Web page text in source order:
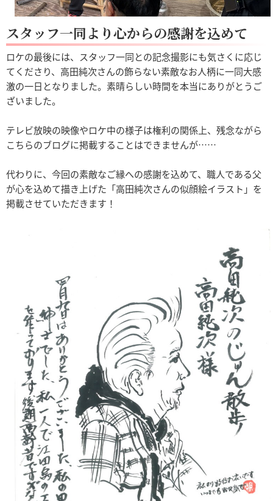
スタッフ一同より心からの感謝を込めて
ロケの最後には、スタッフ一同との記念撮影にも気さくに応じ
てくださり、高田純次さんの飾らない素敵なお人柄に一同大感
激の一日となりました。素晴らしい時間を本当にありがとうご
ざいました。
テレビ放映の映像やロケ中の様子は権利の関係上、残念ながら
こちらのブログに掲載することはできませんが……
代わりに、今回の素敵なご縁への感謝を込めて、職人である父
が心を込めて描き上げた「高田純次さんの似顔絵イラスト」を
掲載させていただきます！